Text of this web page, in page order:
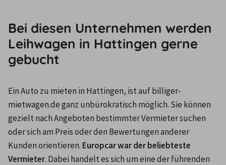
Bei diesen Unternehmen werden
Leihwagen in Hattingen gerne
gebucht
Ein Auto zu mieten in Hattingen, ist auf billiger-
mietwagen.de ganz unbürokratisch möglich. Sie können
gezielt nach Angeboten bestimmter Vermieter suchen
oder sich am Preis oder den Bewertungen anderer
Kunden orientieren. Europcar war der beliebteste
Vermieter. Dabei handelt es sich um eine der führenden